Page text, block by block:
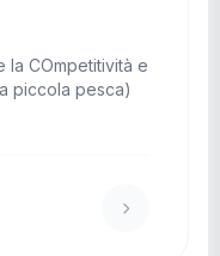
la COmpetitività e
piccola pesca)